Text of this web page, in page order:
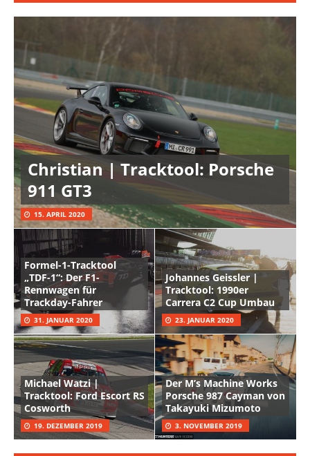
Christian | Tracktool: Porsche
911 GT3
15. APRIL 2020
Formel-1-Tracktool
„TDF-1“: Der F1-
Rennwagen für
Trackday-Fahrer
31. JANUAR 2020
Johannes Geissler |
Tracktool: 1990er
Carrera C2 Cup Umbau
23. JANUAR 2020
Michael Watzi |
Tracktool: Ford Escort RS
Cosworth
19. DEZEMBER 2019
Der M’s Machine Works
Porsche 987 Cayman von
Takayuki Mizumoto
3. NOVEMBER 2019